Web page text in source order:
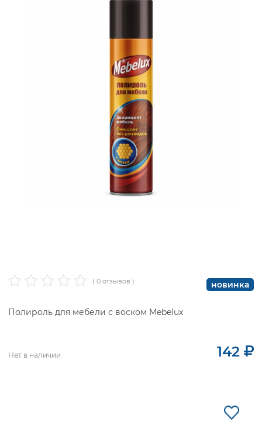
( 0 отзывов ) новинка
Полироль для мебели с воском Mebelux
Нет в наличии 142